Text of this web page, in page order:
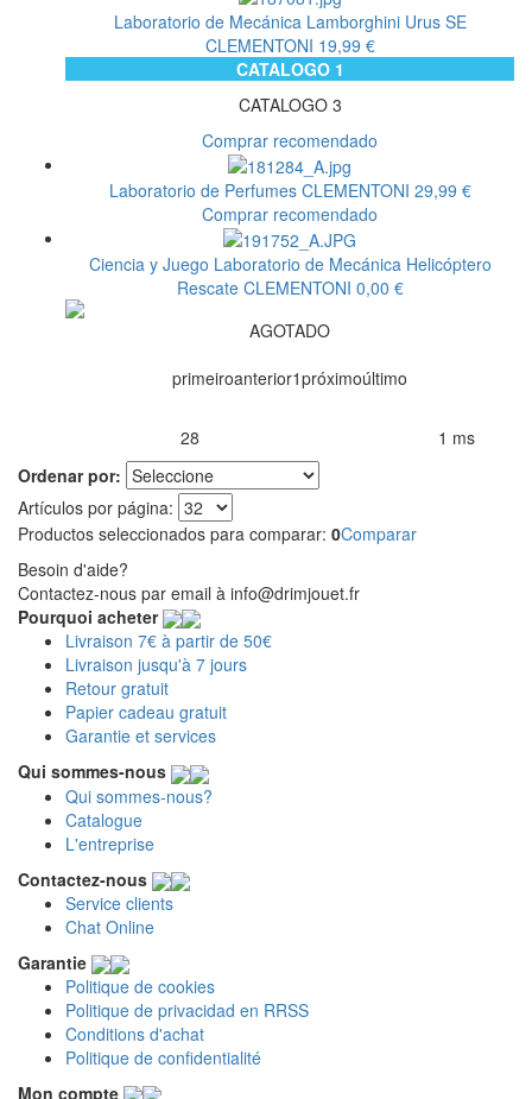
Laboratorio de Mecánica Lamborghini Urus SE
CLEMENTONI 19,99 €
CATALOGO 1
CATALOGO 3
Comprar recomendado
Laboratorio de Perfumes CLEMENTONI 29,99 €
Comprar recomendado
Ciencia y Juego Laboratorio de Mecánica Helicóptero
Rescate CLEMENTONI 0,00 €
AGOTADO
primeiroanterior1próximoúltimo
28
1 ms
Ordenar por:
Artículos por página:
Productos seleccionados para comparar: 0Comparar
Besoin d'aide?
Contactez-nous par email à info@drimjouet.fr
Pourquoi acheter
Livraison 7€ à partir de 50€
Livraison jusqu'à 7 jours
Retour gratuit
Papier cadeau gratuit
Garantie et services
Qui sommes-nous
Qui sommes-nous?
Catalogue
L'entreprise
Contactez-nous
Service clients
Chat Online
Garantie
Politique de cookies
Politique de privacidad en RRSS
Conditions d'achat
Politique de confidentialité
Mon compte